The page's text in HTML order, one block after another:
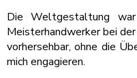
Die Weltgestaltung
Meisterhandwerker bei
vorhersehbar, ohne die
mich engagieren.